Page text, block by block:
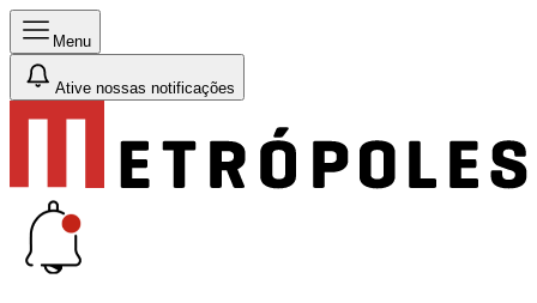
Menu
Ative nossas notificações